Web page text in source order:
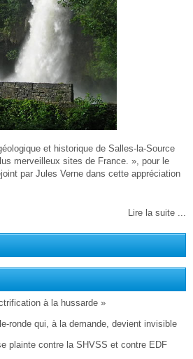
et historique de Salles-la-Source
merveilleux sites de France. », pour le
par Jules Verne dans cette appréciation
Lire la suite ...
à la hussarde »
ronde qui, à la demande, devient invisible
plainte contre la SHVSS et contre EDF